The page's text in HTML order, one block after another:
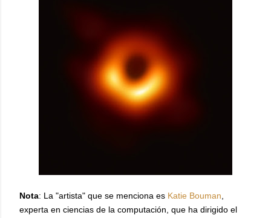
Nota: La "artista" que se menciona es Katie Bouman
experta en ciencias de la computación, que ha dirigido el